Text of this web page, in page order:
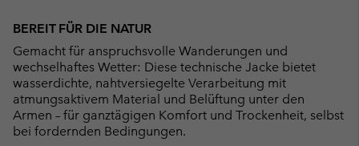
BEREIT FÜR DIE NATUR
Gemacht für anspruchsvolle Wanderungen und
wechselhaftes Wetter: Diese technische Jacke bietet
wasserdichte, nahtversiegelte Verarbeitung mit
atmungsaktivem Material und Belüftung unter den
Armen – für ganztägigen Komfort und Trockenheit, selbst
bei fordernden Bedingungen.